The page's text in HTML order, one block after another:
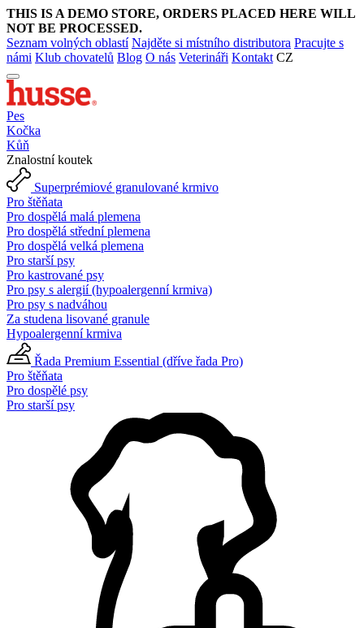
THIS IS A DEMO STORE, ORDERS PLACED HERE WILL
NOT BE PROCESSED.
Seznam volných oblastí Najděte si místního distributora Pracujte s
námi Klub chovatelů Blog O nás Veterináři Kontakt CZ
Pes
Kočka
Kůň
Znalostní koutek
Superprémiové granulované krmivo
Pro štěňata
Pro dospělá malá plemena
Pro dospělá střední plemena
Pro dospělá velká plemena
Pro starší psy
Pro kastrované psy
Pro psy s alergií (hypoalergenní krmiva)
Pro psy s nadváhou
Za studena lisované granule
Hypoalergenní krmiva
Řada Premium Essential (dříve řada Pro)
Pro štěňata
Pro dospělé psy
Pro starší psy